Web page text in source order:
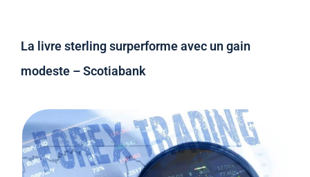
La livre sterling surperforme avec un gain
modeste – Scotiabank